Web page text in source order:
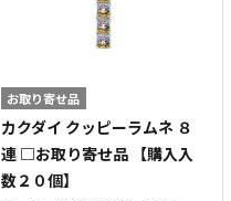
お取り寄せ品
カクダイ クッピーラムネ ８
連 □お取り寄せ品 【購入入
数２０個】